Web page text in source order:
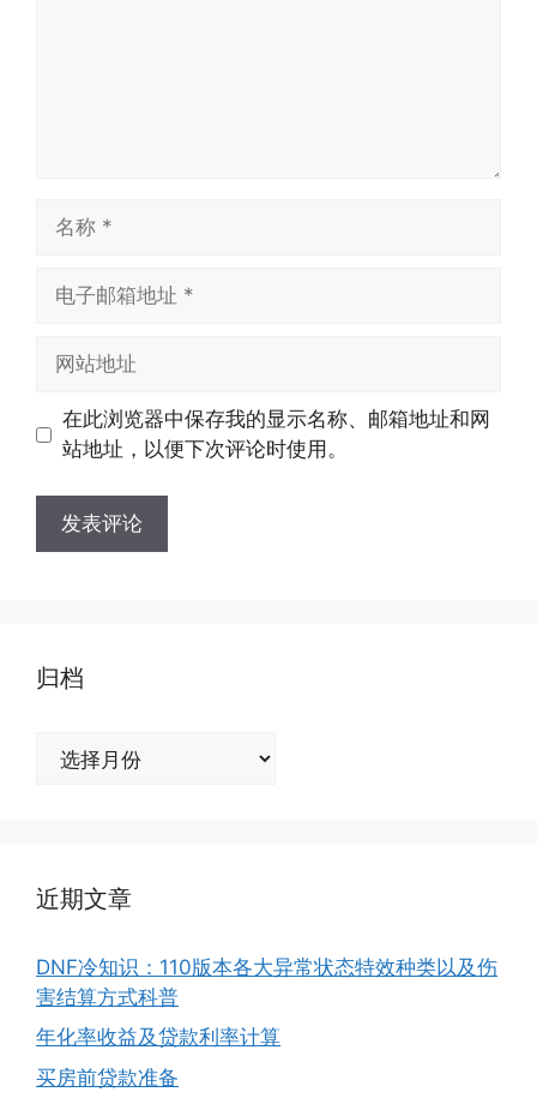
址
址
在此浏览器中保存我的显示名称、邮箱地址和网
站地址，以便下次评论时使用。
归档
近期文章
DNF冷知识：110版本各大异常状态特效种类以及伤
害结算方式科普
年化率收益及贷款利率计算
买房前贷款准备